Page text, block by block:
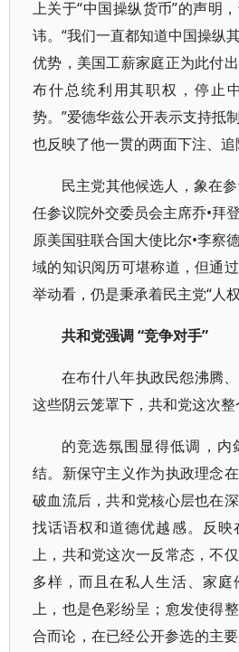
上关于“中国操纵货币”的声明
讳。“我们一直都知道中国操纵
优势，美国工薪家庭正为此付
布什总统利用其职权，停止
势。”爱德华兹公开表示支持抵
也反映了他一贯的两面下注、追
民主党其他候选人，象在
任参议院外交委员会主席乔•拜
原美国驻联合国大使比尔•李察
域的知识阅历可堪称道，但通
举动看，仍是秉承着民主党“人
共和党强调 “竞争对手”
在布什八年执政民怨沸腾
这些阴云笼罩下，共和党这次整
的竞选氛围显得低调，内
结。新保守主义作为执政理念
破血流后，共和党核心层也在
找话语权和道德优越感。反
上，共和党这次一反常态，不
多样，而且在私人生活、家
上，也是色彩纷呈；愈发使得
合而论，在已经公开参选的主